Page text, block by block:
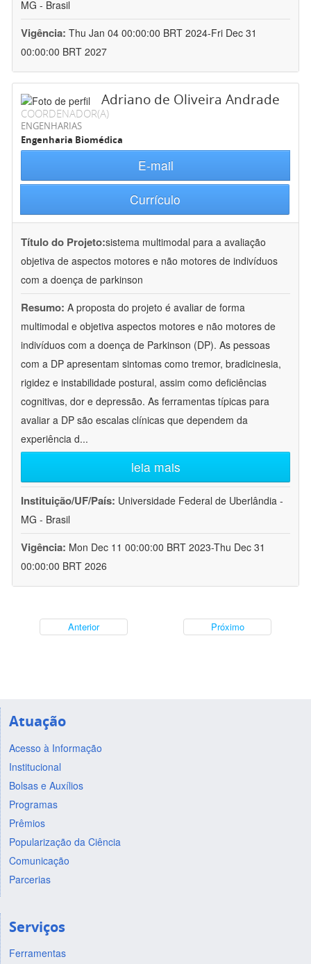
MG - Brasil
Vigência: Thu Jan 04 00:00:00 BRT 2024-Fri Dec 31
00:00:00 BRT 2027
Adriano de Oliveira Andrade
COORDENADOR(A)
ENGENHARIAS
Engenharia Biomédica
E-mail
Currículo
Título do Projeto:sistema multimodal para a avaliação
objetiva de aspectos motores e não motores de indivíduos
com a doença de parkinson
Resumo: A proposta do projeto é avaliar de forma
multimodal e objetiva aspectos motores e não motores de
indivíduos com a doença de Parkinson (DP). As pessoas
com a DP apresentam sintomas como tremor, bradicinesia,
rigidez e instabilidade postural, assim como deficiências
cognitivas, dor e depressão. As ferramentas típicas para
avaliar a DP são escalas clínicas que dependem da
experiência d...
leia mais
Instituição/UF/País: Universidade Federal de Uberlândia -
MG - Brasil
Vigência: Mon Dec 11 00:00:00 BRT 2023-Thu Dec 31
00:00:00 BRT 2026
Anterior Próximo
Atuação
Acesso à Informação
Institucional
Bolsas e Auxílios
Programas
Prêmios
Popularização da Ciência
Comunicação
Parcerias
Serviços
Ferramentas